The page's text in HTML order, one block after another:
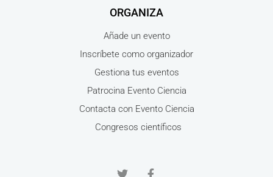
ORGANIZA
Añade un evento
Inscríbete como organizador
Gestiona tus eventos
Patrocina Evento Ciencia
Contacta con Evento Ciencia
Congresos científicos